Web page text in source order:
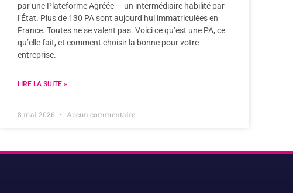
par une Plateforme Agréée — un intermédiaire habilité par
l’État. Plus de 130 PA sont aujourd’hui immatriculées en
France. Toutes ne se valent pas. Voici ce qu’est une PA, ce
qu’elle fait, et comment choisir la bonne pour votre
entreprise.
LIRE LA SUITE »
8 mai 2026 Aucun commentaire